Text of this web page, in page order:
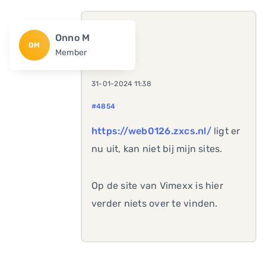
OM
Onno M
Member
31-01-2024 11:38
#4854
https://web0126.zxcs.nl/ligt er
nu uit, kan niet bij mijn sites.
Op de site van Vimexx is hier
verder niets over te vinden.